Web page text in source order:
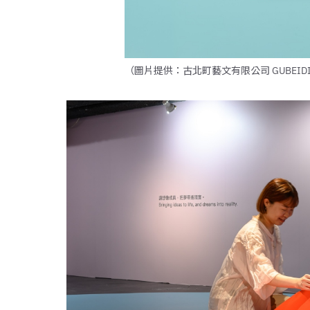
（圖片提供：古北町藝文有限公司